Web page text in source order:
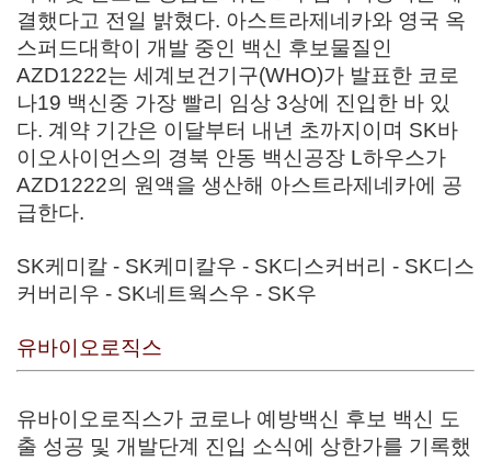
결했다고 전일 밝혔다. 아스트라제네카와 영국 옥
스퍼드대학이 개발 중인 백신 후보물질인
AZD1222는 세계보건기구(WHO)가 발표한 코로
나19 백신중 가장 빨리 임상 3상에 진입한 바 있
다. 계약 기간은 이달부터 내년 초까지이며 SK바
이오사이언스의 경북 안동 백신공장 L하우스가
AZD1222의 원액을 생산해 아스트라제네카에 공
급한다.
SK케미칼 - SK케미칼우 - SK디스커버리 - SK디스
커버리우 - SK네트웍스우 - SK우
유바이오로직스
유바이오로직스가 코로나 예방백신 후보 백신 도
출 성공 및 개발단계 진입 소식에 상한가를 기록했